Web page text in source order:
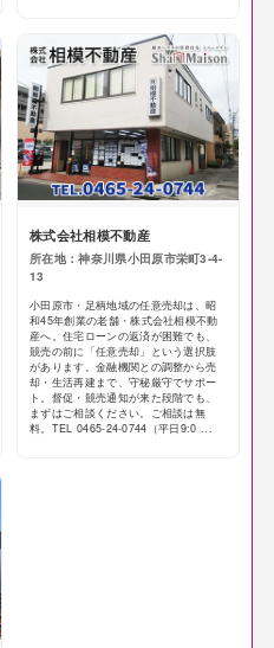
株式会社相模不動産
所在地：神奈川県小田原市栄町3-4-
13
小田原市・足柄地域の任意売却は、昭
和45年創業の老舗・株式会社相模不動
産へ。住宅ローンの返済が困難でも、
競売の前に「任意売却」という選択肢
があります。金融機関との調整から売
却・生活再建まで、守秘厳守でサポー
ト。督促・競売通知が来た段階でも、
まずはご相談ください。ご相談は無
料。TEL 0465-24-0744（平日9:0 ...